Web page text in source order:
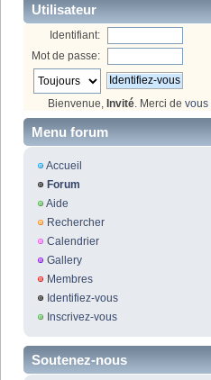
Utilisateur
Identifiant:
Mot de passe:
Bienvenue, Invité . Merci de vous
Menu forum
Accueil
Forum
Aide
Rechercher
Calendrier
Gallery
Membres
Identifiez-vous
Inscrivez-vous
Soutenez-nous